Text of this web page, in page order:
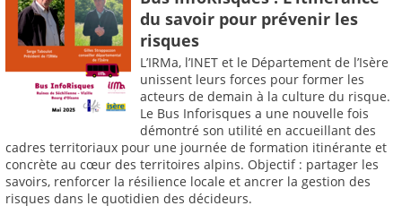
du savoir pour prévenir les
risques
L’IRMa, l’INET et le Département de l’Isère
unissent leurs forces pour former les
acteurs de demain à la culture du risque.
Le Bus Inforisques a une nouvelle fois
démontré son utilité en accueillant des
cadres territoriaux pour une journée de formation itinérante et
concrète au cœur des territoires alpins. Objectif : partager les
savoirs, renforcer la résilience locale et ancrer la gestion des
risques dans le quotidien des décideurs.